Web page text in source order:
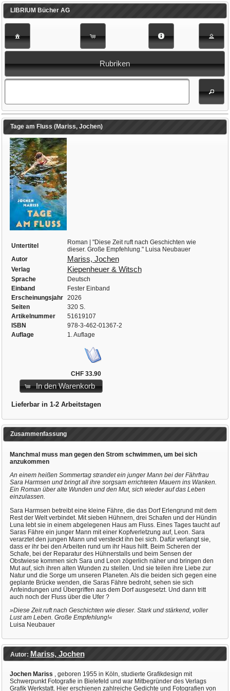
LIBRIUM Bücher AG
Rubriken
Tage am Fluss (Mariss, Jochen)
Untertitel
Roman | "Diese Zeit ruft nach Geschichten wie
dieser. Große Empfehlung." Luisa Neubauer
Autor
Mariss, Jochen
Verlag Kiepenheuer & Witsch
Sprache
Deutsch
Einband
Fester Einband
Erscheinungsjahr
2026
Seiten
320 S.
Artikelnummer
51619107
ISBN
978-3-462-01367-2
Auflage
1. Auflage
CHF 33.90
In den Warenkorb
Lieferbar in 1-2 Arbeitstagen
Zusammenfassung
Manchmal muss man gegen den Strom schwimmen, um bei sich
anzukommen
An einem heißen Sommertag strandet ein junger Mann bei der Fährfrau
Sara Harmsen und bringt all ihre sorgsam errichteten Mauern ins Wanken.
Ein Roman über alte Wunden und den Mut, sich wieder auf das Leben
einzulassen.
Sara Harmsen betreibt eine kleine Fähre, die das Dorf Erlengrund mit dem
Rest der Welt verbindet. Mit sieben Hühnern, drei Schafen und der Hündin
Luna lebt sie in einem abgelegenen Haus am Fluss. Eines Tages taucht auf
Saras Fähre ein junger Mann mit einer Kopfverletzung auf, Leon. Sara
verarztet den jungen Mann und versteckt ihn bei sich. Dafür verlangt sie,
dass er ihr bei den Arbeiten rund um ihr Haus hilft. Beim Scheren der
Schafe, bei der Reparatur des Hühnerstalls und beim Sensen der
Obstwiese kommen sich Sara und Leon zögerlich näher und bringen den
Mut auf, sich ihren alten Wunden zu stellen. Und sie teilen ihre Liebe zur
Natur und die Sorge um unseren Planeten. Als die beiden sich gegen eine
geplante Brücke wenden, die Saras Fähre bedroht, sehen sie sich
Anfeindungen und Übergriffen aus dem Dorf ausgesetzt. Und dann tritt
auch noch der Fluss über die Ufer ?
»Diese Zeit ruft nach Geschichten wie dieser. Stark und stärkend, voller
Lust am Leben. Große Empfehlung!«
Luisa Neubauer
Autor: Mariss, Jochen
Jochen Mariss , geboren 1955 in Köln, studierte Grafikdesign mit
Schwerpunkt Fotografie in Bielefeld und war Mitbegründer des Verlags
Grafik Werkstatt. Hier erschienen zahlreiche Gedichte und Fotografien von